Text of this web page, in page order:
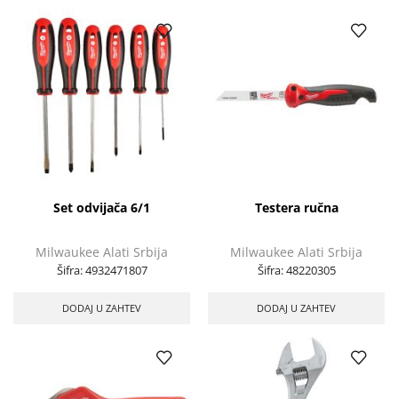
Set odvijača 6/1
Milwaukee Alati Srbija
Šifra:4932471807
DODAJ U ZAHTEV
Testera ručna
Milwaukee Alati Srbija
Šifra:48220305
DODAJ U ZAHTEV